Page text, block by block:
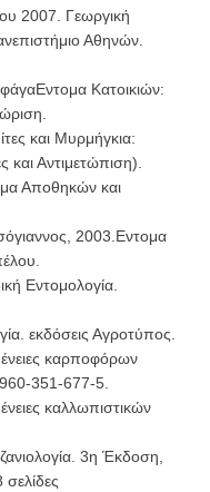
2007. Γεωργική
Αθηνών.
Κατοικιών:
και Μυρμήγκια:
και Αντιμετώπιση).
Αποθηκών και
2003.Εντομα
Εντομολογία.
εκδόσεις Αγροτύπος.
καρποφόρων
351-677-5.
καλλωπιστικών
3η Έκδοση,